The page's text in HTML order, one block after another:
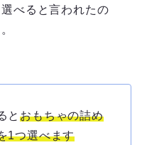
べると言われたの
とおもちゃの詰め
1つ選べます